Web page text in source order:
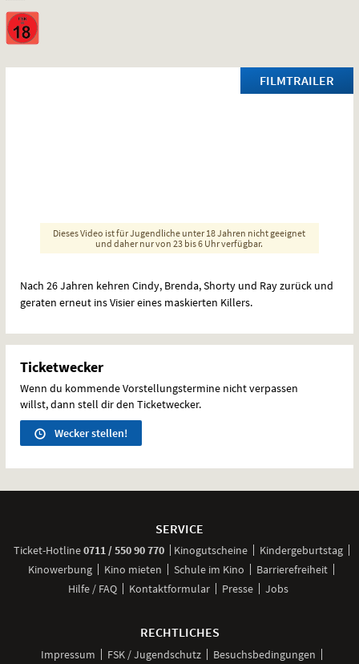
FILMTRAILER
Dieses Video ist für Jugendliche unter 18 Jahren nicht geeignet
und daher nur von 23 bis 6 Uhr verfügbar.
Nach 26 Jahren kehren Cindy, Brenda, Shorty und Ray zurück und
geraten erneut ins Visier eines maskierten Killers.
Ticketwecker
Wenn du kommende Vorstellungstermine nicht verpassen
willst, dann stell dir den Ticketwecker.
Wecker stellen!
SERVICE
Ticket-Hotline0711 / 550 90 770anrufen
Kinogutscheine
Kindergeburtstag
Kinowerbung
Kino mieten Schule im Kino
Barrierefreiheit
Hilfe / FAQ
Kontaktformular Presse Jobs
RECHTLICHES
Impressum FSK / Jugendschutz Besuchsbedingungen